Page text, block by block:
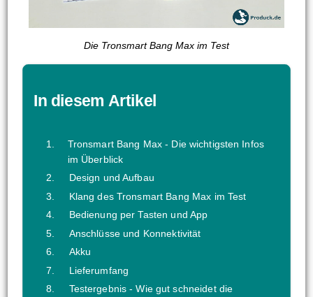
Die Tronsmart Bang Max im Test
In diesem Artikel
Tronsmart Bang Max - Die wichtigsten Infos
im Überblick
Design und Aufbau
Klang des Tronsmart Bang Max im Test
Bedienung per Tasten und App
Anschlüsse und Konnektivität
Akku
Lieferumfang
Testergebnis - Wie gut schneidet die